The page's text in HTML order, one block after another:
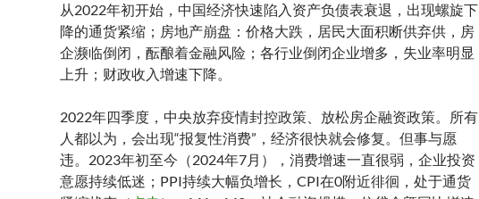
从2022年初开始，中国经济快速陷入资产负债表衰退，出现螺旋下
降的通货紧缩；房地产崩盘：价格大跌，居民大面积断供弃供，房
企濒临倒闭，酝酿着金融风险；各行业倒闭企业增多，失业率明显
上升；财政收入增速下降。
2022年四季度，中央放弃疫情封控政策、放松房企融资政策。所有
人都以为，会出现“报复性消费”，经济很快就会修复。但事与愿
违。2023年初至今（2024年7月），消费增速一直很弱，企业投资
意愿持续低迷；PPI持续大幅负增长，CPI在0附近徘徊，处于通货